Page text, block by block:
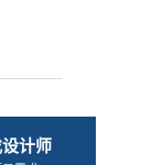
计师